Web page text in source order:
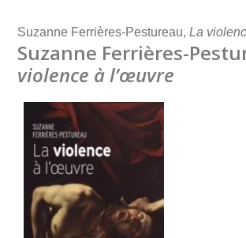
Suzanne Ferrières-Pestureau, La
Suzanne Ferrières-
violence à l’œuvre